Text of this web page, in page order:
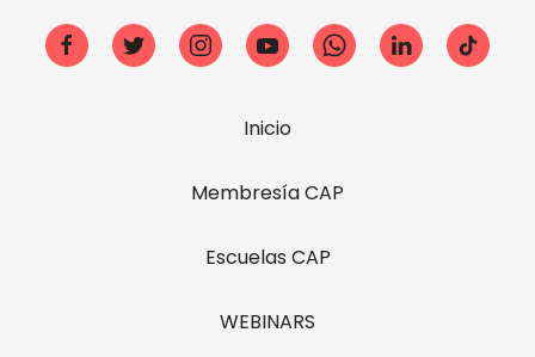
Inicio
Membresía CAP
Escuelas CAP
WEBINARS